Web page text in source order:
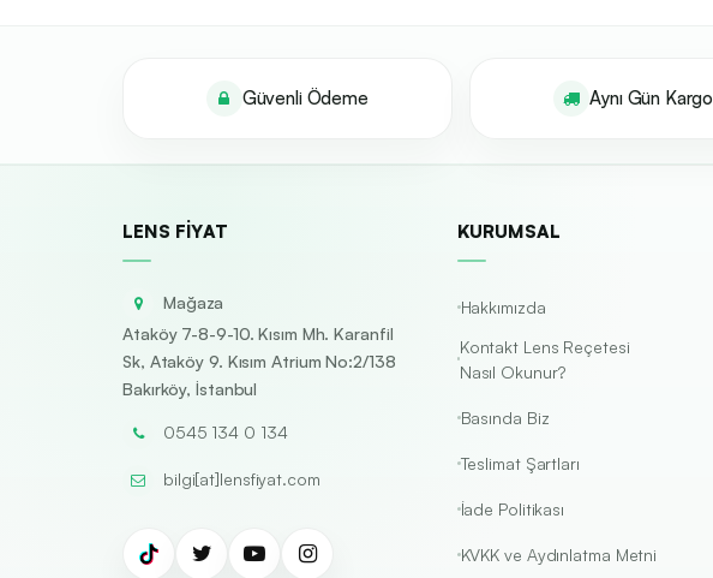
Güvenli Ödeme Aynı Gün Kargo
LENS FIYAT
Mağaza
Ataköy 7-8-9-10. Kısım Mh. Karanfil
Sk, Ataköy 9. Kısım Atrium No:2/138
Bakırköy, İstanbul
0545 134 0 134
bilgi[at]lensfiyat.com
KURUMSAL
Hakkımızda
Kontakt Lens Reçetesi
Nasıl Okunur?
Basında Biz
Teslimat Şartları
İade Politikası
KVKK ve Aydınlatma Metni